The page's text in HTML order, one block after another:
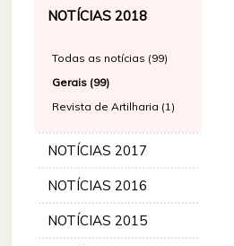
NOTÍCIAS 2018
Todas as notícias (99)
Gerais (99)
Revista de Artilharia (1)
NOTÍCIAS 2017
NOTÍCIAS 2016
NOTÍCIAS 2015